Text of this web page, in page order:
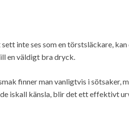
inte ses som en törstsläckare,
en väldigt bra dryck.
finner man vanligtvis i sötsaker,
iskall känsla, blir det ett effektivt